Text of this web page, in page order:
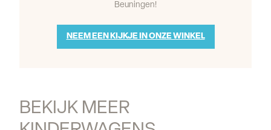
Beuningen!
NEEM EEN KIJKJE IN ONZE WINKEL
BEKIJK MEER